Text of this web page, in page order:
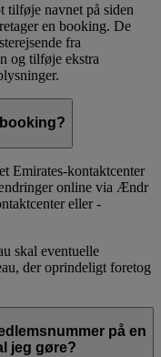
tilføje navnet på siden
en booking. De
fra
og tilføje ekstra
Emirates-kontaktcenter
online via Ændr
eller -
skal eventuelle
der oprindeligt foretog
på en
jeg gøre?